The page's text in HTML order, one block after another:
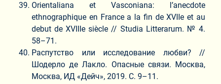
Orientaliana et Vasconiana: l’anecdote
ethnographique en France a la fin de XVIIe et au
debut de XVIIIe siècle // Studia Litterarum. № 4.
58–71.
Распутство или исследование любви? //
Шодерло де Лакло. Опасные связи. Москва,
Москва, ИД «Дейч», 2019. С. 9–11.